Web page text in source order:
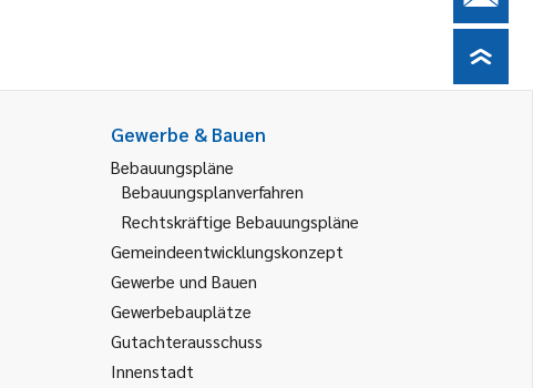
Gewerbe & Bauen
Bebauungspläne
Bebauungsplanverfahren
Rechtskräftige Bebauungspläne
Gemeindeentwicklungskonzept
Gewerbe und Bauen
Gewerbebauplätze
Gutachterausschuss
Innenstadt